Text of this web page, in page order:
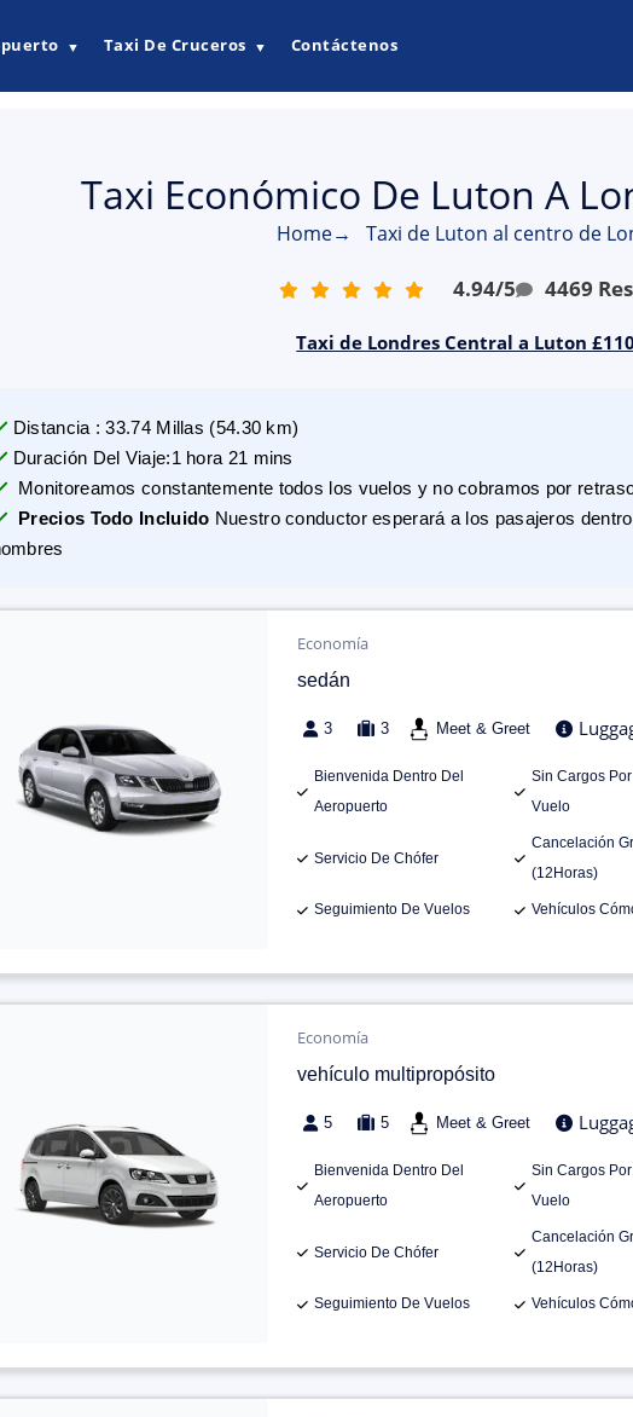
▼ Taxi De Cruceros ▼ Contáctenos
Taxi Económico De Luton A
Home→ Taxi de Luton al centro de
4.94/5 4469
Taxi de Londres Central a Luton
Distancia :33.74 Millas (54.30 km)
Duración Del Viaje:1 hora 21 mins
Monitoreamos constantemente todos los vuelos y no cobramos por
Precios Todo Incluido Nuestro conductor esperará a los pasajeros
Economía
sedán
3 3 Meet & Greet
Bienvenida Dentro Del
Aeropuerto
Sin Cargos
Vuelo
Servicio De Chófer
Cancelación
(12Horas)
Seguimiento De Vuelos Vehículos
Economía
vehículo multipropósito
5 5 Meet & Greet
Bienvenida Dentro Del
Aeropuerto
Sin Cargos
Vuelo
Servicio De Chófer
Cancelación
(12Horas)
Seguimiento De Vuelos Vehículos